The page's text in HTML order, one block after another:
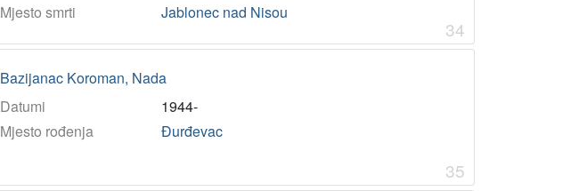
Mjesto smrti
Jablonec nad Nisou
34
Bazijanac Koroman, Nada
Datumi
1944-
Mjesto rođenja
Đurđevac
35